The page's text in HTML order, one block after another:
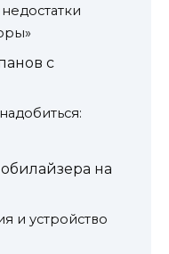
с
на
и устройство